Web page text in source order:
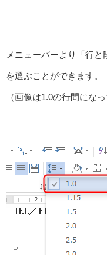
メニューバーより「行
を選ぶことができます。
（画像は1.0の行間になっ